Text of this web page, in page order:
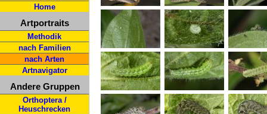
Home
Artportraits
Methodik
nach Familien
nach Arten
Artnavigator
Andere Gruppen
Orthoptera /
Heuschrecken